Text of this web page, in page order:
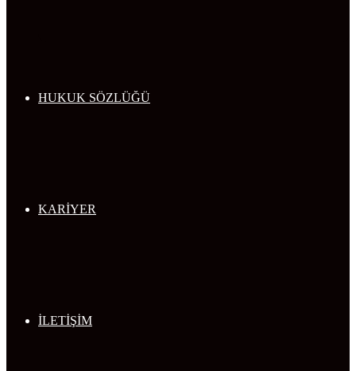
HUKUK SÖZLÜĞÜ
KARİYER
İLETİŞİM